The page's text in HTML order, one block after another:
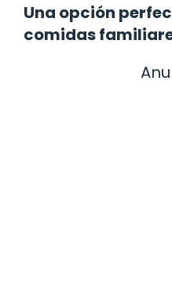
Una opción
comidas